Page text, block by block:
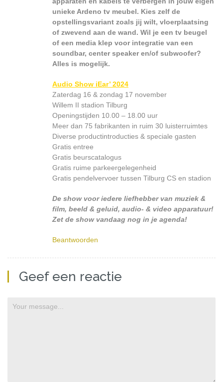
unieke Ardeno tv meubel. Kies zelf de
opstellingsvariant zoals jij wilt, vloerplaatsing
of zwevend aan de wand. Wil je een tv beugel
of een media klep voor integratie van een
soundbar, center speaker en/of subwoofer?
Alles is mogelijk.
Audio Show iEar’ 2024
Zaterdag 16 & zondag 17 november
Willem II stadion Tilburg
Openingstijden 10.00 – 18.00 uur
Meer dan 75 fabrikanten in ruim 30 luisterruimtes
Diverse productintroducties & speciale gasten
Gratis entree
Gratis beurscatalogus
Gratis ruime parkeergelegenheid
Gratis pendelvervoer tussen Tilburg CS en stadion
De show voor iedere liefhebber van muziek &
film, beeld & geluid, audio- & video apparatuur!
Zet de show vandaag nog in je agenda!
Beantwoorden
Geef een reactie